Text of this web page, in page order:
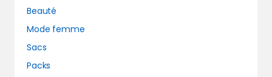
Beauté
Mode femme
Sacs
Packs